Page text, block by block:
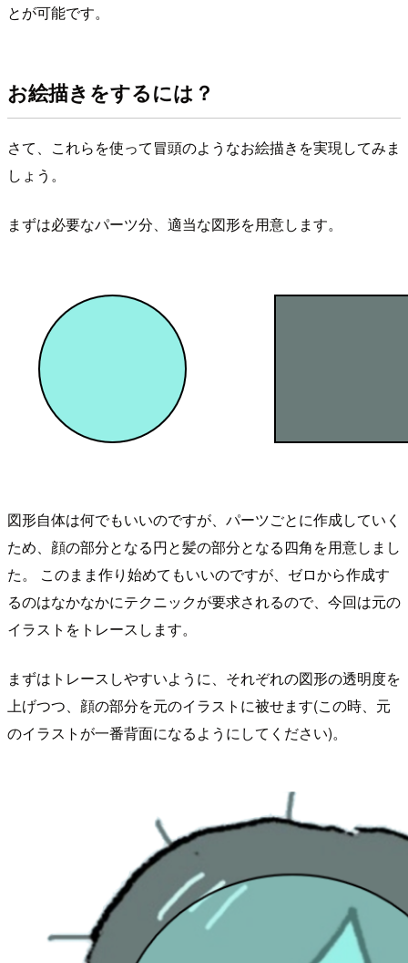
とが可能です。
お絵描きをするには？
さて、これらを使って冒頭のようなお絵描きを実現してみま
しょう。
まずは必要なパーツ分、適当な図形を用意します。
図形自体は何でもいいのですが、パーツごとに作成していく
ため、顔の部分となる円と髪の部分となる四角を用意しまし
た。 このまま作り始めてもいいのですが、ゼロから作成す
るのはなかなかにテクニックが要求されるので、今回は元の
イラストをトレースします。
まずはトレースしやすいように、それぞれの図形の透明度を
上げつつ、顔の部分を元のイラストに被せます(この時、元
のイラストが一番背面になるようにしてください)。